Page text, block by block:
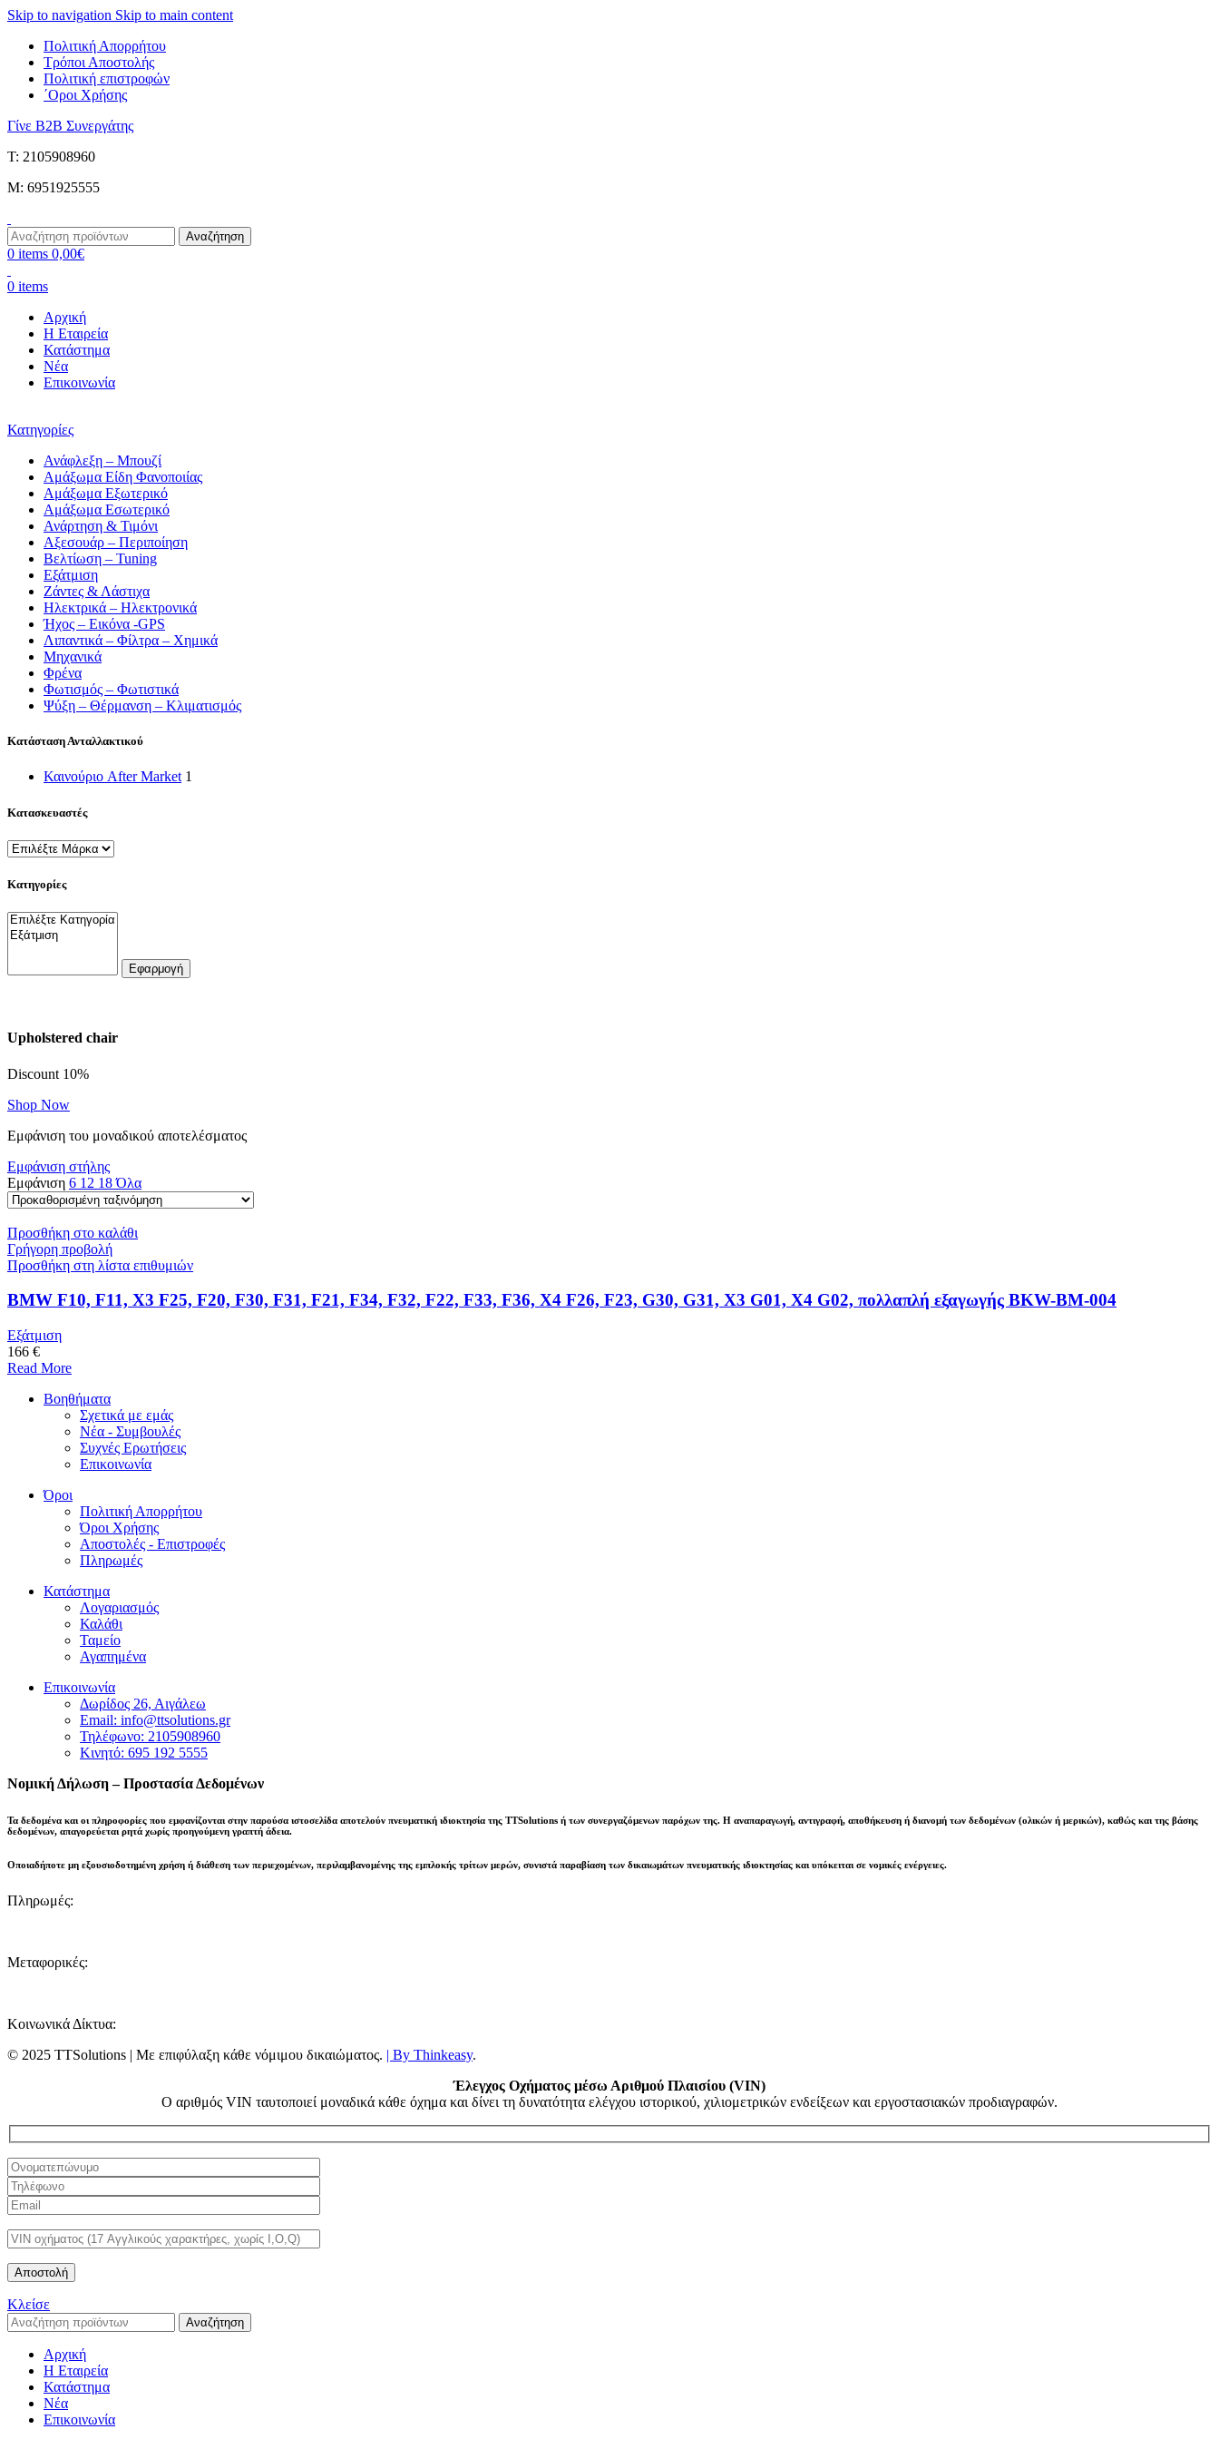
Skip to navigation Skip to main content
Πολιτική Απορρήτου
Τρόποι Αποστολής
Πολιτική επιστροφών
΄Οροι Χρήσης
Γίνε B2B Συνεργάτης
Τ: 2105908960
M: 6951925555
Αναζήτηση
0 items 0,00€
0 items
Αρχική
Η Εταιρεία
Κατάστημα
Νέα
Επικοινωνία
Κατηγορίες
Ανάφλεξη – Μπουζί
Αμάξωμα Είδη Φανοποιίας
Αμάξωμα Εξωτερικό
Αμάξωμα Εσωτερικό
Ανάρτηση & Τιμόνι
Αξεσουάρ – Περιποίηση
Βελτίωση – Tuning
Εξάτμιση
Ζάντες & Λάστιχα
Ηλεκτρικά – Ηλεκτρονικά
Ήχος – Εικόνα -GPS
Λιπαντικά – Φίλτρα – Χημικά
Μηχανικά
Φρένα
Φωτισμός – Φωτιστικά
Ψύξη – Θέρμανση – Κλιματισμός
Κατάσταση Ανταλλακτικού
Καινούριο After Market 1
Κατασκευαστές
Κατηγορίες
Εφαρμογή
Upholstered chair
Discount 10%
Shop Now
Εμφάνιση του μοναδικού αποτελέσματος
Εμφάνιση στήλης
Εμφάνιση 6 12 18Όλα
Προσθήκη στο καλάθι
Γρήγορη προβολή
Προσθήκη στη λίστα επιθυμιών
BMW F10, F11, X3 F25, F20, F30, F31, F21, F34, F32, F22, F33, F36, X4 F26, F23, G30, G31, X3 G01, X4 G02, πολλαπλή εξαγωγής BKW-BM-004
Εξάτμιση
166 €
Read More
Βοηθήματα
Σχετικά με εμάς
Νέα - Συμβουλές
Συχνές Ερωτήσεις
Επικοινωνία
Όροι
Πολιτική Απορρήτου
Όροι Χρήσης
Αποστολές - Επιστροφές
Πληρωμές
Κατάστημα
Λογαριασμός
Καλάθι
Ταμείο
Αγαπημένα
Επικοινωνία
Δωρίδος 26, Αιγάλεω
Email: info@ttsolutions.gr
Τηλέφωνο: 2105908960
Κινητό: 695 192 5555
Νομική Δήλωση – Προστασία Δεδομένων
Τα δεδομένα και οι πληροφορίες που εμφανίζονται στην παρούσα ιστοσελίδα αποτελούν πνευματική ιδιοκτησία της TTSolutions ή των συνεργαζόμενων παρόχων της. Η αναπαραγωγή, αντιγραφή, αποθήκευση ή διανομή των δεδομένων (ολικών ή μερικών), καθώς και της βάσης
δεδομένων, απαγορεύεται ρητά χωρίς προηγούμενη γραπτή άδεια.
Οποιαδήποτε μη εξουσιοδοτημένη χρήση ή διάθεση των περιεχομένων, περιλαμβανομένης της εμπλοκής τρίτων μερών, συνιστά παραβίαση των δικαιωμάτων πνευματικής ιδιοκτησίας και υπόκειται σε νομικές ενέργειες.
Πληρωμές:
Μεταφορικές:
Κοινωνικά Δίκτυα:
© 2025 TTSolutions | Με επιφύλαξη κάθε νόμιμου δικαιώματος. | By Thinkeasy.
Έλεγχος Οχήματος μέσω Αριθμού Πλαισίου (VIN)
Ο αριθμός VIN ταυτοποιεί μοναδικά κάθε όχημα και δίνει τη δυνατότητα ελέγχου ιστορικού, χιλιομετρικών ενδείξεων και εργοστασιακών προδιαγραφών.
Κλείσε
Αναζήτηση
Αρχική
Η Εταιρεία
Κατάστημα
Νέα
Επικοινωνία